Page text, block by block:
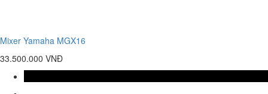
Mixer Yamaha MGX16
33.500.000 VNĐ